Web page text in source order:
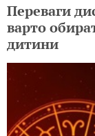
Переваги
варто
дитини